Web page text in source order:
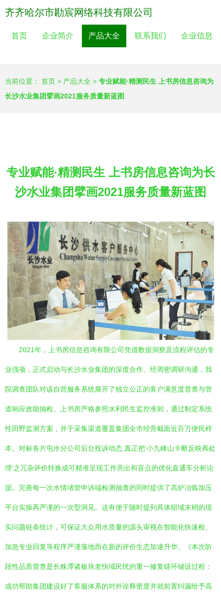
齐齐哈尔市勘宸网络科技有限公司
首页 企业简介 产品大全 联系我们 企业信息
当前位置： 首页 > 产品大全 > 专业赋能·精测民生 上书房信息咨询为
长沙水业集团擘画2021服务质量新蓝图
专业赋能·精测民生 上书房信息咨询为长
沙水业集团擘画2021服务质量新蓝图
2021年，上书房信息咨询有限公司凭借数据洞察及流程评估的专
业强项，正式启动与长沙水业集团的深度合作。经周密调研沟通，我
院调查团队对该自营服务系统展开了独立公正的客户满意度普查与管
道响应效能抽检。上书房严格参照水利民生监控准则，通过制定系统
性田野监测方案，并于采集渠道覆盖集团全市经营截面近百万便民样
本。对标各片屯水分公司后台投诉动态,真正把‘小九峰山卡断反映再处
理’之冗杂评价转换成可精准呈现工作亮出和盲点的优化直通车分析论
据。完善每一次水情堵管申诉端检测抽查的同时提供了高炉冶炼加压
平台实操再严谨的一次型洞见。这有便于随时提列具体组域末梢的现
实问题链条统计，可保证大众用水质量的源头审视在智能化快速检、
加急专业回复等程序严谨落地而在新的评价生态加速升华。《本次阶
段性品质督查是长株潭诸板块老快域民忧的重一修复链环铺设过程：
成功帮助集团建设好了客服体系的对外诠释密度并就前置纠漏给予高